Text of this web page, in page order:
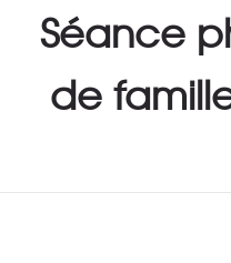
Séance
de